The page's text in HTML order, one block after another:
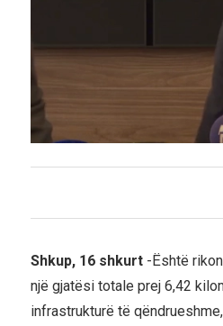
Shkup, 16 shkurt -Është
një gjatësi totale prej 6,42
infrastrukturë të